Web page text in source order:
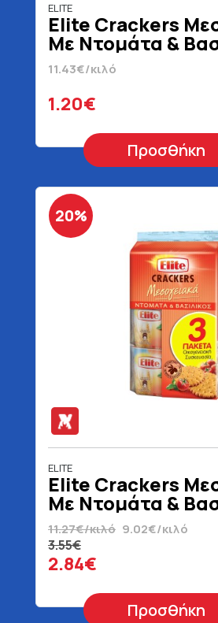
ELITE
Elite Crackers
Με Ντομάτα &
105 gr
11.43€/κιλό
1.20€
Προσθήκη
20%
ELITE
Elite Crackers
Με Ντομάτα &
105 gr
11.27€/κιλό 9.02€/κιλό
3.55€
2.84€
Προσθήκη